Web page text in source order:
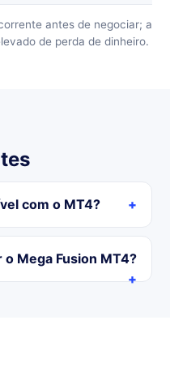
antes de negociar; a
de perda de dinheiro.
com o MT4?
Mega Fusion MT4?